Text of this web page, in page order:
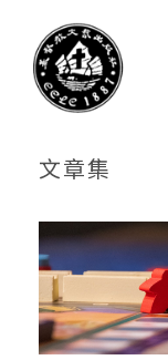
文章集